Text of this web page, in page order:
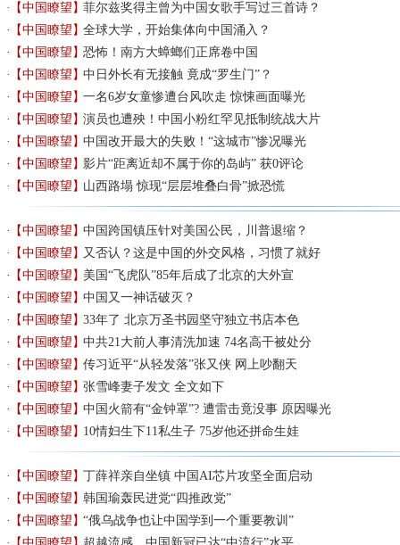
【中国瞭望】菲尔兹奖得主曾为中国女歌手写过三首诗？
【中国瞭望】全球大学，开始集体向中国涌入？
【中国瞭望】恐怖！南方大蟑螂们正席卷中国
【中国瞭望】中日外长有无接触 竟成“罗生门”？
【中国瞭望】一名6岁女童惨遭台风吹走 惊悚画面曝光
【中国瞭望】演员也遭殃！中国小粉红罕见抵制统战大片
【中国瞭望】中国改开最大的失败！“这城市”惨况曝光
【中国瞭望】影片“距离近却不属于你的岛屿” 获0评论
【中国瞭望】山西路塌 惊现“层层堆叠白骨”掀恐慌
【中国瞭望】中国跨国镇压针对美国公民，川普退缩？
【中国瞭望】 又否认？这是中国的外交风格，习惯了就好
【中国瞭望】美国“飞虎队”85年后成了北京的大外宣
【中国瞭望】中国又一神话破灭？
【中国瞭望】33年了 北京万圣书园坚守独立书店本色
【中国瞭望】中共21大前人事清洗加速 74名高干被处分
【中国瞭望】传习近平“从轻发落”张又侠 网上吵翻天
【中国瞭望】张雪峰妻子发文 全文如下
【中国瞭望】中国火箭有“金钟罩”? 遭雷击竟没事 原因曝光
【中国瞭望】10情妇生下11私生子 75岁他还拼命生娃
【中国瞭望】丁薛祥亲自坐镇 中国AI芯片攻坚全面启动
【中国瞭望】韩国瑜轰民进党“四推政党”
【中国瞭望】“俄乌战争也让中国学到一个重要教训”